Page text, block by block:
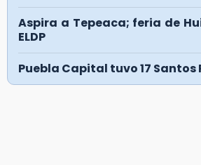
Aspira a Tepeaca; feria de
ELDP
Puebla Capital tuvo 17 Santos